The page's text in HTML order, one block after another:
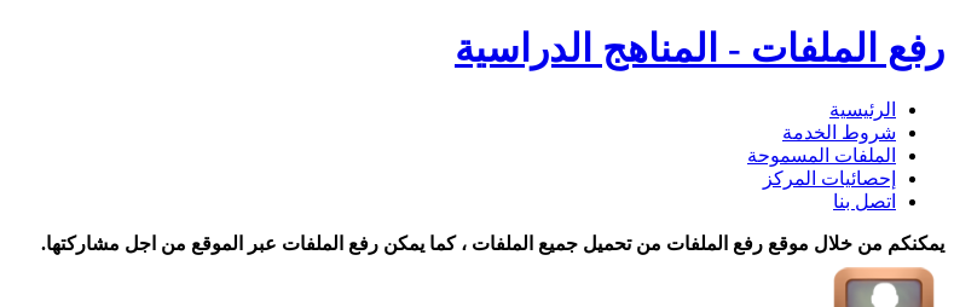
رفع الملفات - المناهج الدراسية
الرئيسية
شروط الخدمة
الملفات المسموحة
إحصائيات المركز
اتصل بنا
يمكنكم من خلال موقع رفع الملفات من تحميل جميع الملفات ، كما يمكن رفع الملفات عبر الموقع من اجل مشاركتها.